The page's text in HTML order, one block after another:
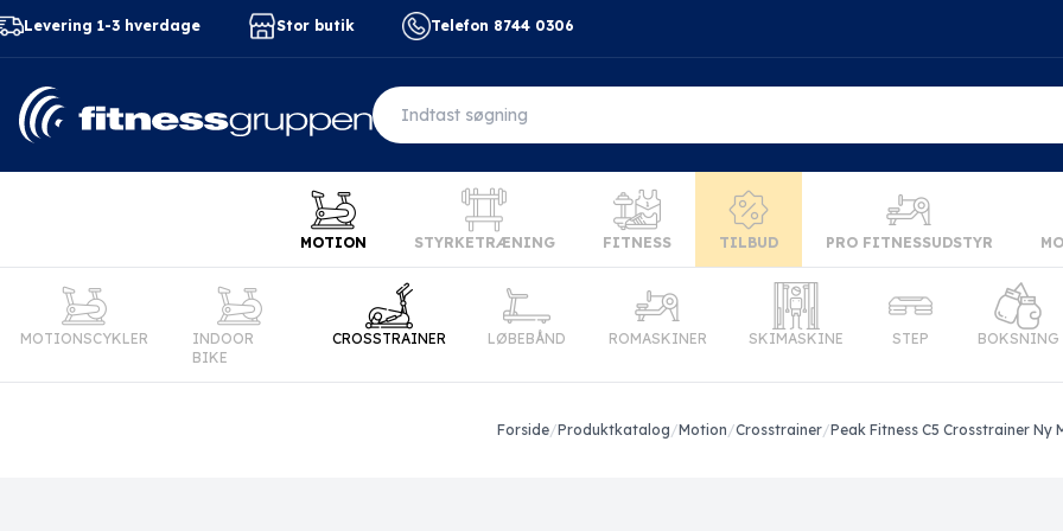
Levering 1-3 hverdage Stor butik Telefon 8744 0306
MOTION STYRKETRÆNING FITNESS TILBUD PRO FITNESSUDSTYR
MOTIONSCYKLER
INDOOR
BIKE
CROSSTRAINER LØBEBÅND ROMASKINER SKIMASKINE STEP BOKSNING
Forside/Produktkatalog/Motion/Crosstrainer/Peak Fitness C5 Crosstrainer Ny